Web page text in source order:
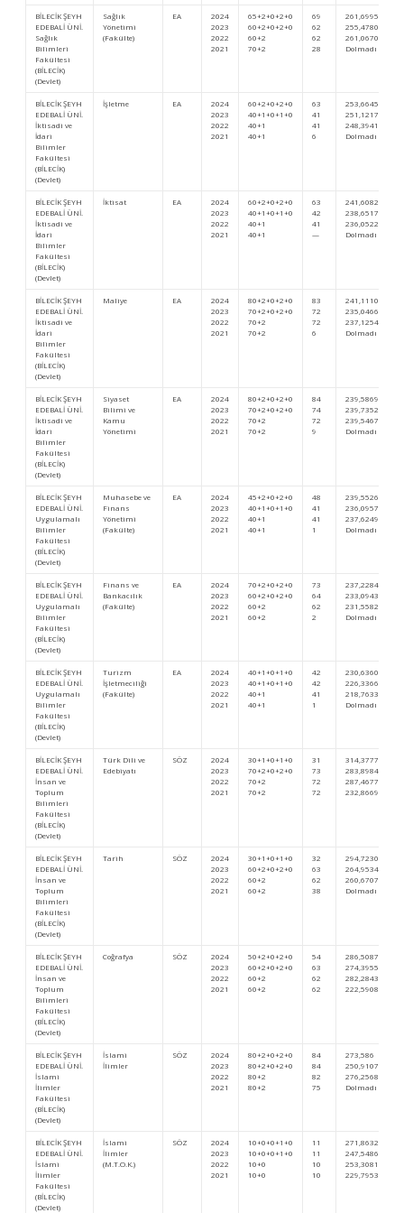
BİLECİK ŞEYH
EDEBALİ ÜNİ.
Sağlık
Bilimleri
Fakültesi
(BİLECİK)
(Devlet)
Sağlık
Yönetimi
(Fakülte)
EA
2024
2023
2022
2021
65+2+0+2+0
60+2+0+2+0
60+2
70+2
69
62
62
28
261,69954
255,47800
261,06708
Dolmadı
BİLECİK ŞEYH
EDEBALİ ÜNİ.
İktisadi ve
İdari
Bilimler
Fakültesi
(BİLECİK)
(Devlet)
İşletme EA
2024
2023
2022
2021
60+2+0+2+0
40+1+0+1+0
40+1
40+1
63
41
41
6
253,66459
251,12179
248,39414
Dolmadı
BİLECİK ŞEYH
EDEBALİ ÜNİ.
İktisadi ve
İdari
Bilimler
Fakültesi
(BİLECİK)
(Devlet)
İktisat EA
2024
2023
2022
2021
60+2+0+2+0
40+1+0+1+0
40+1
40+1
63
42
41
—
241,60825
238,65172
236,05225
Dolmadı
BİLECİK ŞEYH
EDEBALİ ÜNİ.
İktisadi ve
İdari
Bilimler
Fakültesi
(BİLECİK)
(Devlet)
Maliye EA
2024
2023
2022
2021
80+2+0+2+0
70+2+0+2+0
70+2
70+2
83
72
72
6
241,11101
235,04669
237,12541
Dolmadı
BİLECİK ŞEYH
EDEBALİ ÜNİ.
İktisadi ve
İdari
Bilimler
Fakültesi
(BİLECİK)
(Devlet)
Siyaset
Bilimi ve
Kamu
Yönetimi
EA
2024
2023
2022
2021
80+2+0+2+0
70+2+0+2+0
70+2
70+2
84
74
72
9
239,58692
239,73524
239,54679
Dolmadı
BİLECİK ŞEYH
EDEBALİ ÜNİ.
Uygulamalı
Bilimler
Fakültesi
(BİLECİK)
(Devlet)
Muhasebe ve
Finans
Yönetimi
(Fakülte)
EA
2024
2023
2022
2021
45+2+0+2+0
40+1+0+1+0
40+1
40+1
48
41
41
1
239,55264
236,09574
237,62499
Dolmadı
BİLECİK ŞEYH
EDEBALİ ÜNİ.
Uygulamalı
Bilimler
Fakültesi
(BİLECİK)
(Devlet)
Finans ve
Bankacılık
(Fakülte)
EA
2024
2023
2022
2021
70+2+0+2+0
60+2+0+2+0
60+2
60+2
73
64
62
2
237,22848
233,09439
231,55821
Dolmadı
BİLECİK ŞEYH
EDEBALİ ÜNİ.
Uygulamalı
Bilimler
Fakültesi
(BİLECİK)
(Devlet)
Turizm
İşletmeciliği
(Fakülte)
EA
2024
2023
2022
2021
40+1+0+1+0
40+1+0+1+0
40+1
40+1
42
42
41
1
230,63601
226,33663
218,76331
Dolmadı
BİLECİK ŞEYH
EDEBALİ ÜNİ.
İnsan ve
Toplum
Bilimleri
Fakültesi
(BİLECİK)
(Devlet)
Türk Dili ve
Edebiyatı
SÖZ
2024
2023
2022
2021
30+1+0+1+0
70+2+0+2+0
70+2
70+2
31
73
72
72
314,37778
283,89848
287,46778
232,86692
BİLECİK ŞEYH
EDEBALİ ÜNİ.
İnsan ve
Toplum
Bilimleri
Fakültesi
(BİLECİK)
(Devlet)
Tarih SÖZ
2024
2023
2022
2021
30+1+0+1+0
60+2+0+2+0
60+2
60+2
32
63
62
38
294,72306
264,95340
260,67078
Dolmadı
BİLECİK ŞEYH
EDEBALİ ÜNİ.
İnsan ve
Toplum
Bilimleri
Fakültesi
(BİLECİK)
(Devlet)
Coğrafya SÖZ
2024
2023
2022
2021
50+2+0+2+0
60+2+0+2+0
60+2
60+2
54
63
62
62
286,50872
274,39551
282,28436
222,59081
BİLECİK ŞEYH
EDEBALİ ÜNİ.
İslami
İlimler
Fakültesi
(BİLECİK)
(Devlet)
İslami
İlimler
SÖZ
2024
2023
2022
2021
80+2+0+2+0
80+2+0+2+0
80+2
80+2
84
84
82
75
273,586
250,91077
276,25687
Dolmadı
BİLECİK ŞEYH
EDEBALİ ÜNİ.
İslami
İlimler
Fakültesi
(BİLECİK)
(Devlet)
İslami
İlimler
(M.T.O.K.)
SÖZ
2024
2023
2022
2021
10+0+0+1+0
10+0+0+1+0
10+0
10+0
11
11
10
10
271,86327
247,54867
253,30811
229,79530